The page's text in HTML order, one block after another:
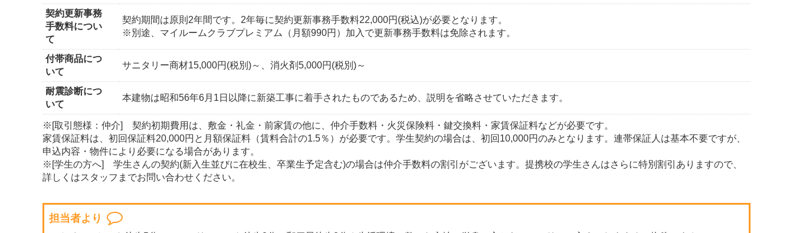
契約更新事務
手数料につい
て
契約期間は原則2年間です。2年毎に契約更新事務手数料22,000円(税込)が必要となります。
※別途、マイルームクラブプレミアム（月額990円）加入で更新事務手数料は免除されます。
付帯商品につ
いて
サニタリー商材15,000円(税別)～、消火剤5,000円(税別)～
耐震診断につ
いて
本建物は昭和56年6月1日以降に新築工事に着手されたものであるため、説明を省略させていただきます。
※[取引態様：仲介] 契約初期費用は、敷金・礼金・前家賃の他に、仲介手数料・火災保険料・鍵交換料・家賃保証料などが必要です。
家賃保証料は、初回保証料20,000円と月額保証料（賃料合計の1.5％）が必要です。学生契約の場合は、初回10,000円のみとなります。連帯保証人は基本不要ですが、
申込内容・物件により必要になる場合があります。
※[学生の方へ] 学生さんの契約(新入生並びに在校生、卒業生予定含む)の場合は仲介手数料の割引がございます。提携校の学生さんはさらに特別割引ありますので、
詳しくはスタッフまでお問い合わせください。
担当者より